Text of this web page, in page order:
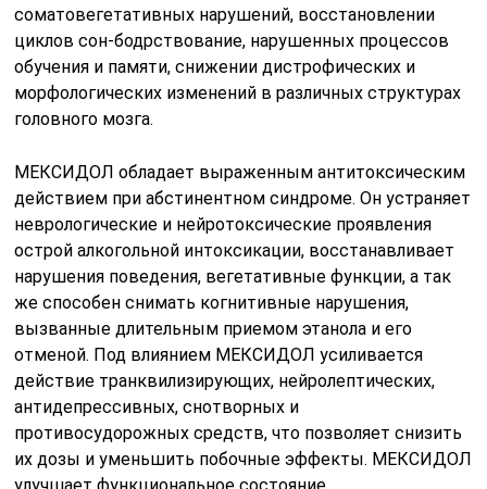
соматовегетативных нарушений, восстановлении
циклов сон-бодрствование, нарушенных процессов
обучения и памяти, снижении дистрофических и
морфологических изменений в различных структурах
головного мозга.
МЕКСИДОЛ обладает выраженным антитоксическим
действием при абстинентном синдроме. Он устраняет
неврологические и нейротоксические проявления
острой алкогольной интоксикации, восстанавливает
нарушения поведения, вегетативные функции, а так
же способен снимать когнитивные нарушения,
вызванные длительным приемом этанола и его
отменой. Под влиянием МЕКСИДОЛ усиливается
действие транквилизирующих, нейролептических,
антидепрессивных, снотворных и
противосудорожных средств, что позволяет снизить
их дозы и уменьшить побочные эффекты. МЕКСИДОЛ
улучшает функциональное состояние